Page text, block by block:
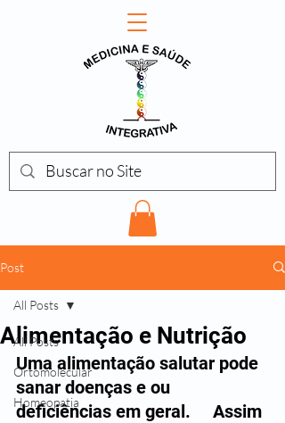
Post
All Posts
Ortomolecular
Homeopatia
All Posts
Alimentação e Nutrição
Uma alimentação salutar pode
sanar doenças e ou
deficiências em geral.     Assim